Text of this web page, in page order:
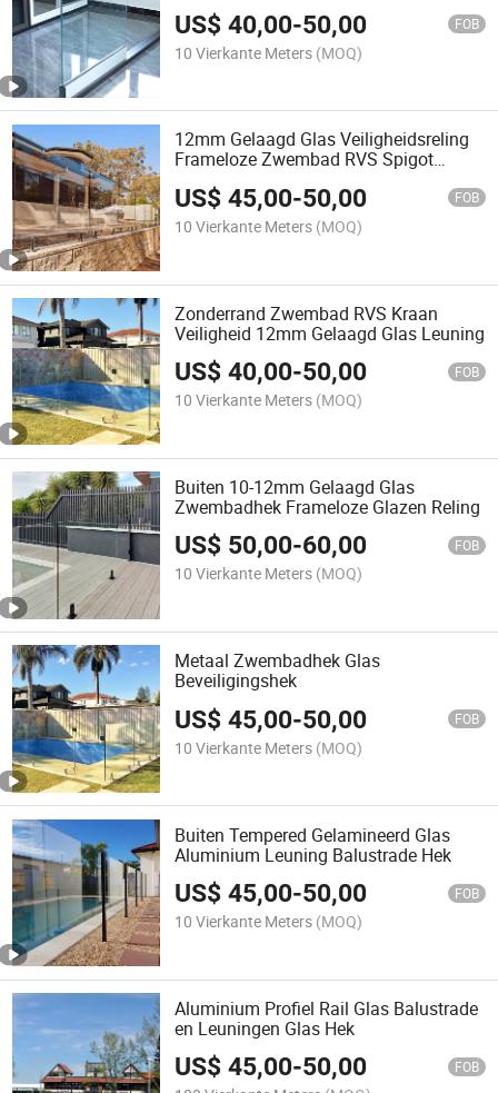
US$40,00-50,00 FOB
10 Vierkante Meters (MOQ)
12mm Gelaagd Glas Veiligheidsreling
Frameloze Zwembad RVS Spigot
Glashek
US$45,00-50,00 FOB
10 Vierkante Meters (MOQ)
Zonderrand Zwembad RVS Kraan
Veiligheid 12mm Gelaagd Glas Leuning
US$40,00-50,00 FOB
10 Vierkante Meters (MOQ)
Buiten 10-12mm Gelaagd Glas
Zwembadhek Frameloze Glazen Reling
US$ 50,00-60,00 FOB
10 Vierkante Meters (MOQ)
Metaal Zwembadhek Glas
Beveiligingshek
US$45,00-50,00 FOB
10 Vierkante Meters (MOQ)
Buiten Tempered Gelamineerd Glas
Aluminium Leuning Balustrade Hek
US$45,00-50,00 FOB
10 Vierkante Meters (MOQ)
Aluminium Profiel Rail Glas Balustrade
en Leuningen Glas Hek
US$45,00-50,00 FOB